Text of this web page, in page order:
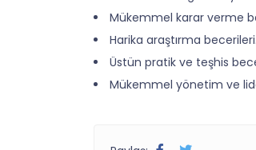
Mükemmel karar verme
Harika araştırma becerileri.
Üstün pratik ve teşhis
Mükemmel yönetim ve